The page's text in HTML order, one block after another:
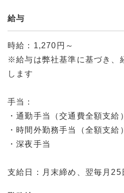
給与
時給：1,270円～
※給与は弊社基準に基づき、
します
手当：
・通勤手当（交通費全額支給）
・時間外勤務手当（全額支給）
・深夜手当
支給日：月末締め、翌毎月25